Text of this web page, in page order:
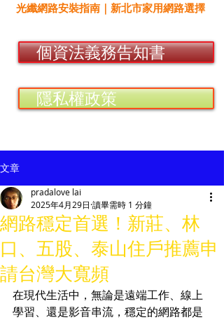
光纖網路安裝指南｜新北市家用網路選擇
個資法義務告知書
隱私權政策
文章
網路穩定首選！新莊、林
口、五股、泰山住戶推薦申
請台灣大寬頻
pradalove lai
2025年4月29日 讀畢需時 1 分鐘
在現代生活中，無論是遠端工作、線上
學習、還是影音串流，穩定的網路都是